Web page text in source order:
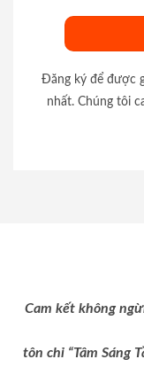
Đăng ký để được
nhất. Chúng tôi
Cam kết không
tôn chỉ “Tâm Sáng